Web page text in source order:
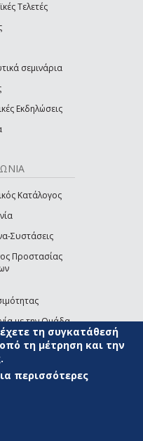
Τελετές
σεμινάρια
Εκδηλώσεις
Κατάλογος
Συστάσεις
Προστασίας
με την Ομάδα
του site(link sends e-mail)
τη συγκατάθεσή
τη μέτρηση και την
περισσότερες